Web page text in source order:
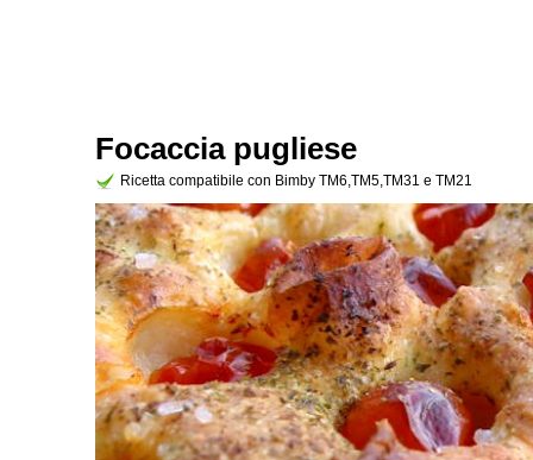
Focaccia pugliese
Ricetta compatibile con Bimby TM6,TM5,TM31 e TM21